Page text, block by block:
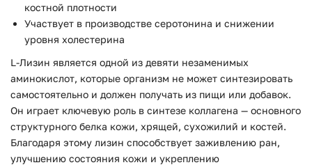
костной плотности
Участвует в производстве серотонина и снижении
уровня холестерина
L-Лизин является одной из девяти незаменимых
аминокислот, которые организм не может синтезировать
самостоятельно и должен получать из пищи или добавок.
Он играет ключевую роль в синтезе коллагена — основного
структурного белка кожи, хрящей, сухожилий и костей.
Благодаря этому лизин способствует заживлению ран,
улучшению состояния кожи и укреплению